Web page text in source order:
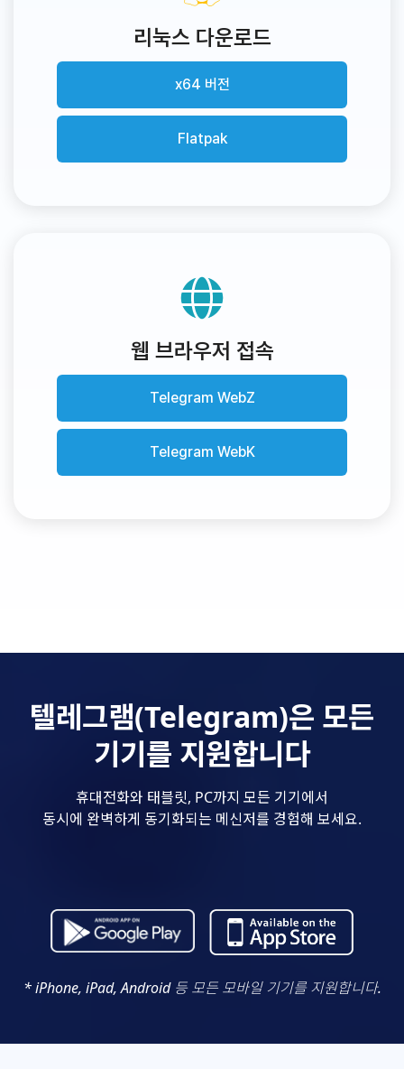
리눅스 다운로드
x64 버전
Flatpak
웹 브라우저 접속
Telegram WebZ
Telegram WebK
텔레그램(Telegram)은 모든
기기를 지원합니다
휴대전화와 태블릿, PC까지 모든 기기에서
동시에 완벽하게 동기화되는 메신저를 경험해 보세요.
* iPhone, iPad, Android 등 모든 모바일 기기를 지원합니다.